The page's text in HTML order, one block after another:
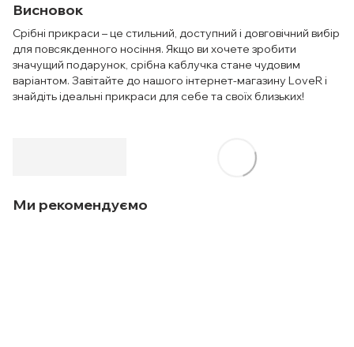
Висновок
Срібні прикраси – це стильний, доступний і довговічний вибір
для повсякденного носіння. Якщо ви хочете зробити
значущий подарунок, срібна каблучка стане чудовим
варіантом. Завітайте до нашого інтернет-магазину LoveR і
знайдіть ідеальні прикраси для себе та своїх близьких!
Ми рекомендуємо